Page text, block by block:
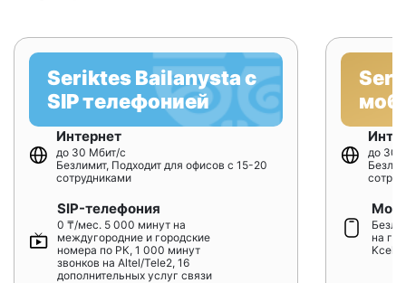
Seriktes Bailanysta с
SIP телефонией
Интернет
до 30 Мбит/с
Безлимит, Подходит для офисов с 15-20
сотрудниками
SIP-телефония
0 ₸/мес. 5 000 минут на
междугородние и городские
номера по РК, 1 000 минут
звонков на Altel/Tele2, 16
дополнительных услуг связи
до 30
на
Kcell/